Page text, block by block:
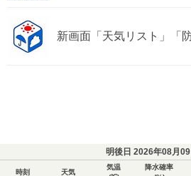
新画面「天気リスト」「
明後日 2026年08月
時刻 天気
気温
降水確率